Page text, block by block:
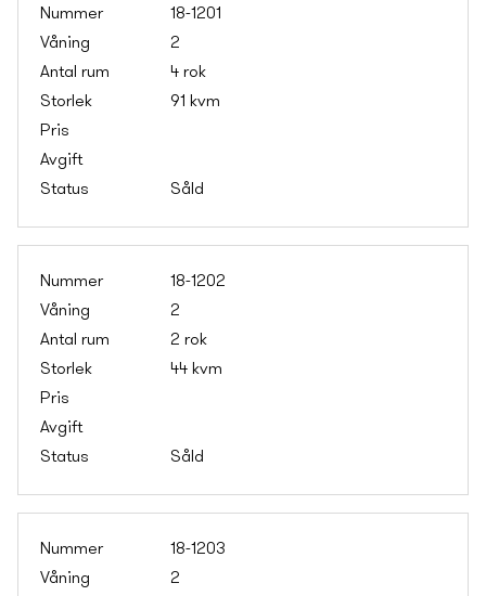
18-1201
2
4 rok
91 kvm
Såld
18-1202
2
2 rok
44 kvm
Såld
18-1203
2